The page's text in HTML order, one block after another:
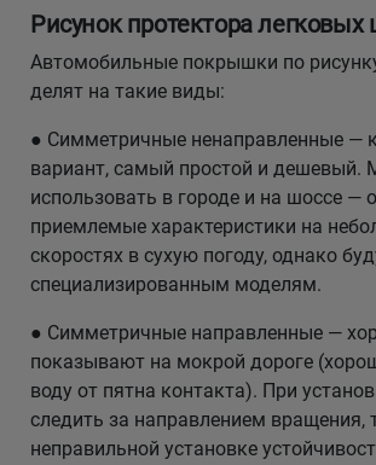
Рисунок протектора легковых
Автомобильные покрышки по
делят на такие виды:
● Симметричные ненаправленные —
вариант, самый простой и дешевый.
использовать в городе и на шоссе —
приемлемые характеристики на
скоростях в сухую погоду, однако
специализированным моделям.
● Симметричные направленные —
показывают на мокрой дороге
воду от пятна контакта). При
следить за направлением вращения,
неправильной установке